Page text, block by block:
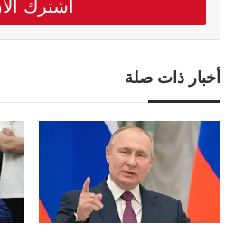
أخبار ذات صلة